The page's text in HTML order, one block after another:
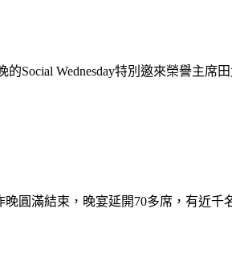
Social Wednesday特別邀來榮譽主席
圓滿結束，晚宴延開70多席，有近千